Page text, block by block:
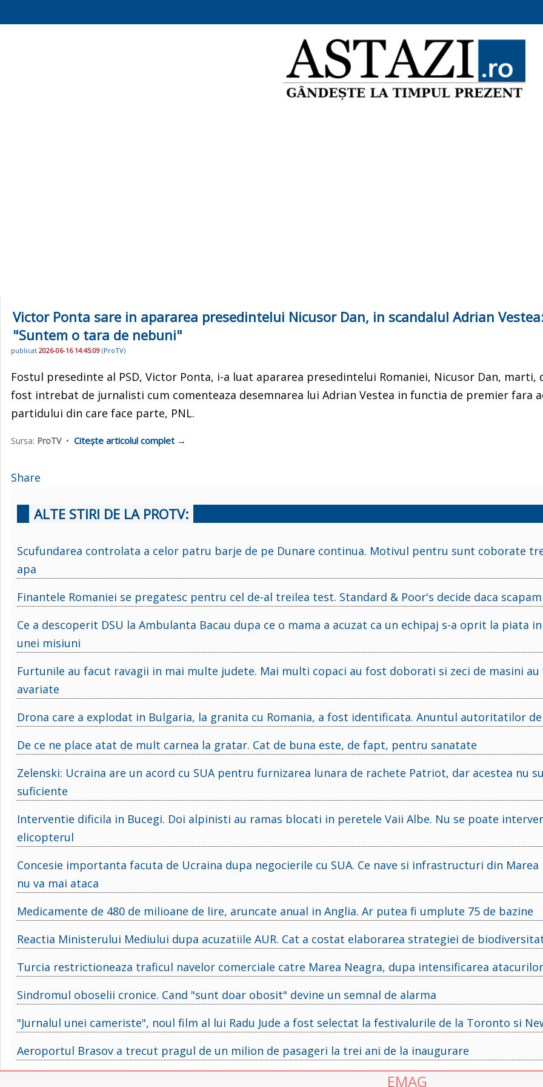
Victor Ponta sare in apararea presedintelui Nicusor Dan, in scandalul Adrian
"Suntem o tara de nebuni"
publicat 2026-06-16 14:45:09 (ProTV)
Fostul presedinte al PSD, Victor Ponta, i-a luat apararea presedintelui Romaniei, Nicusor Dan, marti,
fost intrebat de jurnalisti cum comenteaza desemnarea lui Adrian Vestea in functia de premier fara
partidului din care face parte, PNL.
Sursa: ProTV• Citește articolul complet →
Share
ALTE STIRI DE LA PROTV:
Scufundarea controlata a celor patru barje de pe Dunare continua. Motivul pentru sunt coborate
apa
Finantele Romaniei se pregatesc pentru cel de-al treilea test. Standard & Poor's decide daca
Ce a descoperit DSU la Ambulanta Bacau dupa ce o mama a acuzat ca un echipaj s-a oprit la piata
unei misiuni
Furtunile au facut ravagii in mai multe judete. Mai multi copaci au fost doborati si zeci de masini
avariate
Drona care a explodat in Bulgaria, la granita cu Romania, a fost identificata. Anuntul autoritatilor de
De ce ne place atat de mult carnea la gratar. Cat de buna este, de fapt, pentru sanatate
Zelenski: Ucraina are un acord cu SUA pentru furnizarea lunara de rachete Patriot, dar acestea nu
suficiente
Interventie dificila in Bucegi. Doi alpinisti au ramas blocati in peretele Vaii Albe. Nu se poate
elicopterul
Concesie importanta facuta de Ucraina dupa negocierile cu SUA. Ce nave si infrastructuri din Marea
nu va mai ataca
Medicamente de 480 de milioane de lire, aruncate anual in Anglia. Ar putea fi umplute 75 de bazine
Reactia Ministerului Mediului dupa acuzatiile AUR. Cat a costat elaborarea strategiei de
Turcia restrictioneaza traficul navelor comerciale catre Marea Neagra, dupa intensificarea
Sindromul oboselii cronice. Cand "sunt doar obosit" devine un semnal de alarma
"Jurnalul unei cameriste", noul film al lui Radu Jude a fost selectat la festivalurile de la Toronto si
Aeroportul Brasov a trecut pragul de un milion de pasageri la trei ani de la inaugurare
EMAG